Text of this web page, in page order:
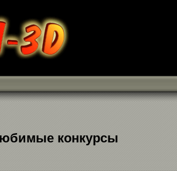
конкурсы